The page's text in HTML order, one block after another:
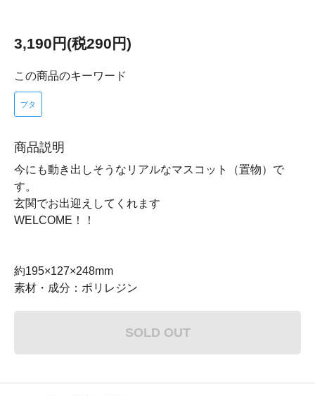
3,190円(税290円)
この商品のキーワード
ブタ
商品説明
今にも動き出しそうなリアルなマスコット（置物）で
す。
玄関でお出迎えしてくれます
WELCOME！！
約195×127×248mm
素材・成分：ポリレジン
SOLD OUT